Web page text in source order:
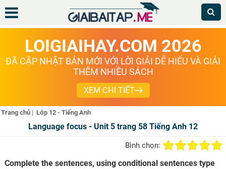
LOIGIAIHAY.COM 2026
ĐÃ CẬP NHẬT BẢN MỚI VỚI LỜI GIẢI DỄ HIỂU VÀ GIẢI
THÊM NHIỀU SÁCH
XEM CHI TIẾT
Trang chủ | Lớp 12 - Tiếng Anh
Language focus - Unit 5 trang 58 Tiếng Anh 12
Bình chọn:
Complete the sentences, using conditional sentences type